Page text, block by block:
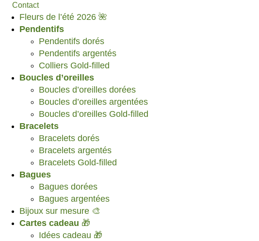
Contact
Fleurs de l’été 2026 🌺
Pendentifs
Pendentifs dorés
Pendentifs argentés
Colliers Gold-filled
Boucles d’oreilles
Boucles d’oreilles dorées
Boucles d’oreilles argentées
Boucles d’oreilles Gold-filled
Bracelets
Bracelets dorés
Bracelets argentés
Bracelets Gold-filled
Bagues
Bagues dorées
Bagues argentées
Bijoux sur mesure 🎨
Cartes cadeau 🎁
Idées cadeau 🎁